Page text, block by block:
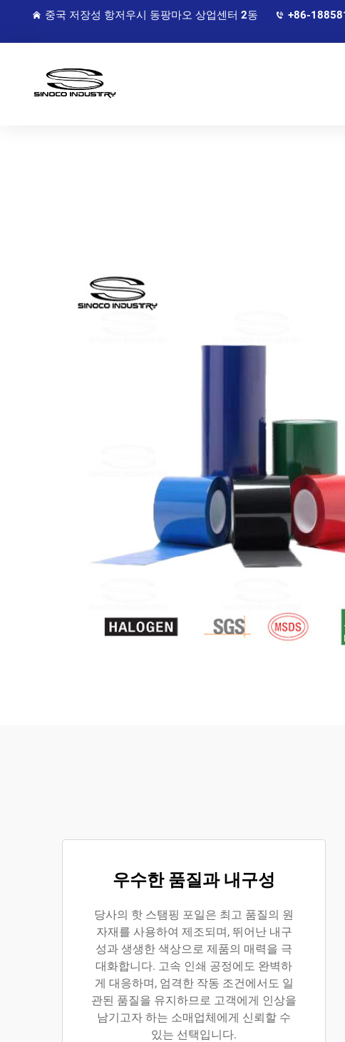
중국 저장성 항저우시 동팡마오 상업센터 2동 +86-
우수한 품질과 내구성
당사의 핫 스탬핑 포일은 최고 품질의 원
자재를 사용하여 제조되며, 뛰어난 내구
성과 생생한 색상으로 제품의 매력을 극
대화합니다. 고속 인쇄 공정에도 완벽하
게 대응하며, 엄격한 작동 조건에서도 일
관된 품질을 유지하므로 고객에게 인상을
남기고자 하는 소매업체에게 신뢰할 수
있는 선택입니다.